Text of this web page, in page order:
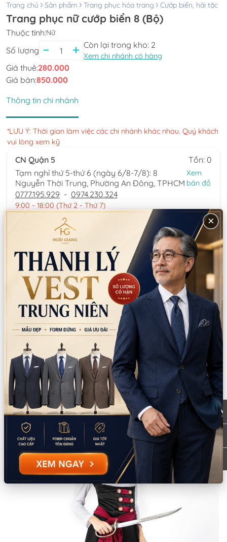
Trang chủ Sản phẩm Trang phục hóa trang Cướp biển, hải tặc
Trang phục nữ cướp biển 8 (Bộ)
Thuộc tính:Nữ
Số lượng
Còn lại trong kho: 2
Xem chi nhánh có hàng
Giá thuê:280.000
Giá bán:850.000
Thông tin chi nhánh
*LƯU Ý: Thời gian làm việc các chi nhánh khác nhau. Quý khách
vui lòng xem kỹ
CN Quận 5
Tồn: 0
Tạm nghỉ thứ 5-thứ 6 (ngày 6/8-7/8): 8
Nguyễn Thời Trung, Phường An Đông, TPHCM
Xem
bản đồ
0777.195.929 - 0974.230.324
9:00 - 18:00 (Thứ 2 - Thứ 7)
CN Bình Tân
Tồn: 2
Tạm nghỉ thứ 5-thứ 6 (ngày 6/8-7/8): 759/3A
Hương Lộ 2, Phường Bình Trị Đông, TPHCM
Xem
bản đồ
0932.713.594 - 0986.324.594
9:00 - 18:00 (Thứ 2 - Thứ 7)
CN Bình Thạnh
Tồn: 0
58/6 Tân Cảng, Phường Thạnh Mỹ Tây,
TPHCM
Xem
bản đồ
086.7474.247 - 086.8644.086
9:00 - 18:00 (Thứ 2 - Chủ nhật)
Mô tả sản phẩm
×